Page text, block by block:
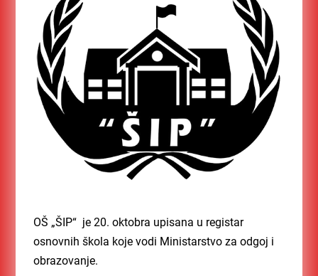
OŠ „ŠIP“ je 20. oktobra upisana u registar
osnovnih škola koje vodi Ministarstvo za odgoj i
obrazovanje.